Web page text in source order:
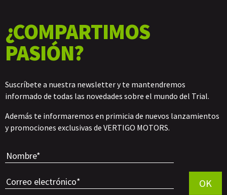
¿COMPARTIMOS
PASIÓN?
Suscríbete a nuestra newsletter y te mantendremos
informado de todas las novedades sobre el mundo del Trial.
Además te informaremos en primicia de nuevos lanzamientos
y promociones exclusivas de VERTIGO MOTORS.
OK